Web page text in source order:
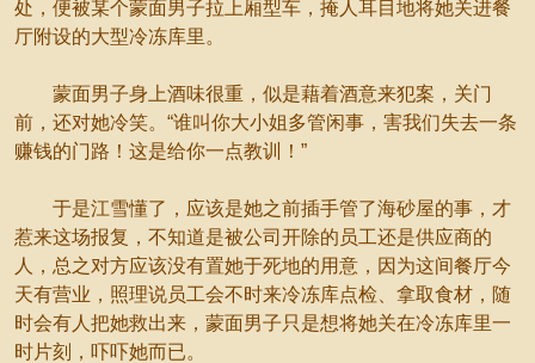
处，便被某个蒙面男子拉上厢型车，掩人耳目地将她关进餐
厅附设的大型冷冻库里。
蒙面男子身上酒味很重，似是藉着酒意来犯案，关门
前，还对她冷笑。“谁叫你大小姐多管闲事，害我们失去一条
赚钱的门路！这是给你一点教训！”
于是江雪懂了，应该是她之前插手管了海砂屋的事，才
惹来这场报复，不知道是被公司开除的员工还是供应商的
人，总之对方应该没有置她于死地的用意，因为这间餐厅今
天有营业，照理说员工会不时来冷冻库点检、拿取食材，随
时会有人把她救出来，蒙面男子只是想将她关在冷冻库里一
时片刻，吓吓她而已。